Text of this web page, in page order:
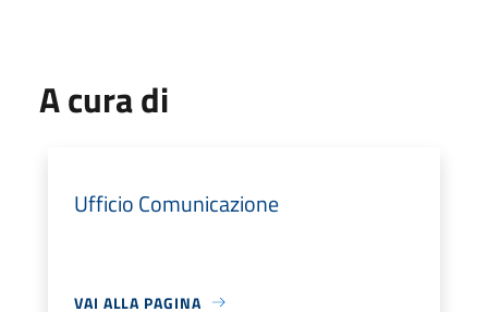
A cura di
Ufficio Comunicazione
VAI ALLA PAGINA